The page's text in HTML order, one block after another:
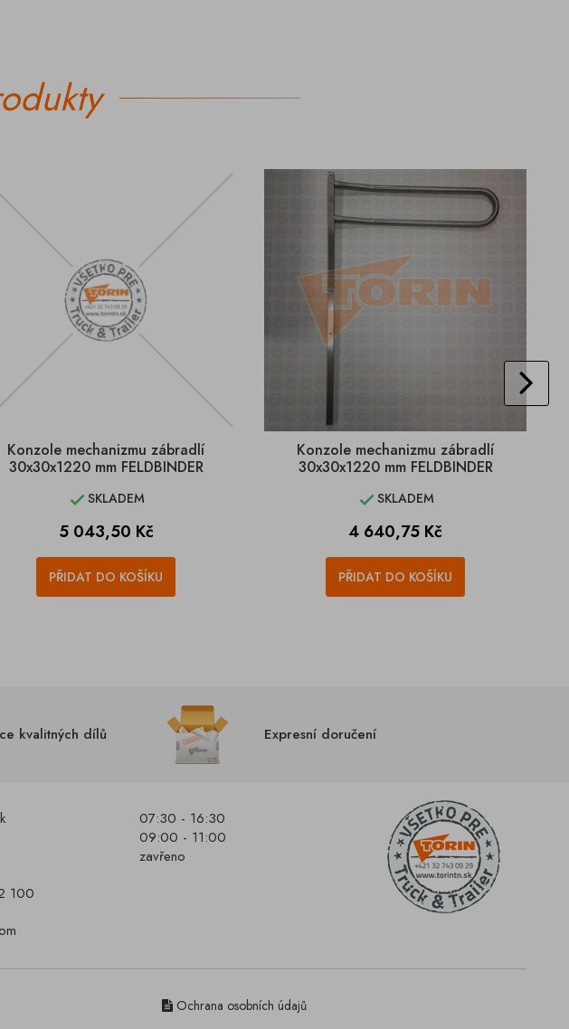
Konzole mechanizmu zábradlí
30x30x1220 mm FELDBINDER
SKLADEM
Cena
5 043,50 Kč
PŘIDAT DO KOŠÍKU
Konzole mechanizmu zábradlí
30x30x1220 mm FELDBINDER
SKLADEM
Cena
4 640,75 Kč
PŘIDAT DO KOŠÍKU
kvalitných dílů Expresní doručení
07:30 - 16:30
09:00 - 11:00
zavřeno
100
Ochrana osobních údajů